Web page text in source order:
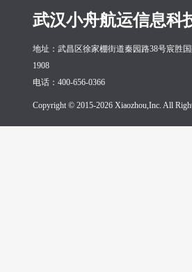
武汉小舟航运信息科
地址：武昌区徐家棚街道秦园路38号宸胜
1908
电话：400-656-0366
Copyright © 2015-2026 Xiaozhou,Inc. All